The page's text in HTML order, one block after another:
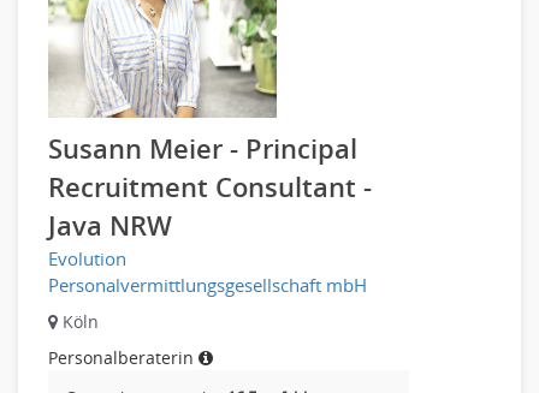
Susann Meier - Principal
Recruitment Consultant -
Java NRW
Evolution
Personalvermittlungsgesellschaft mbH
Köln
Personalberaterin